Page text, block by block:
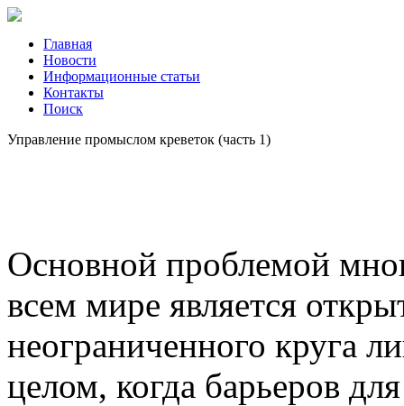
Главная
Новости
Информационные статьи
Контакты
Поиск
Управление промыслом креветок (часть 1)
Основной проблемой
всем мире является
неограниченного круга
целом, когда барьеров